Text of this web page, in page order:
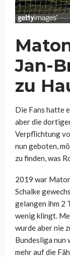
Jan-
zu
Die Fans hatte
aber die
Verpflichtung
nun geboten,
zu finden, was
2019 war
Schalke
gelangen ihm 2
wenig klingt.
wurde aber nie
Bundesliga nun
mehr auf die